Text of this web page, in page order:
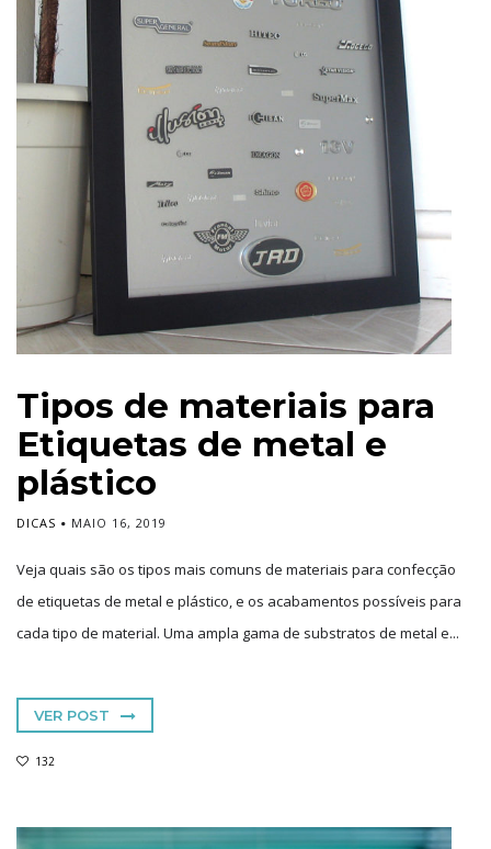
Tipos de materiais para
Etiquetas de metal e
plástico
DICAS MAIO 16, 2019
Veja quais são os tipos mais comuns de materiais para confecção
de etiquetas de metal e plástico, e os acabamentos possíveis para
cada tipo de material. Uma ampla gama de substratos de metal e...
VER POST
132